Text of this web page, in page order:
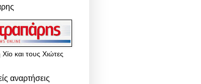
και τους Χιώτες
αναρτήσεις